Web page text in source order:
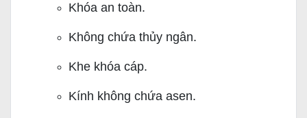
Khóa an toàn.
Không chứa thủy ngân.
Khe khóa cáp.
Kính không chứa asen.